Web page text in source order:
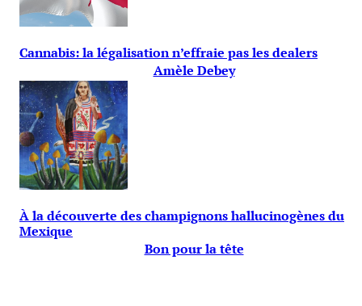
Cannabis: la légalisation n’effraie pas les dealers
Amèle Debey
À la découverte des champignons hallucinogènes du
Mexique
Bon pour la tête